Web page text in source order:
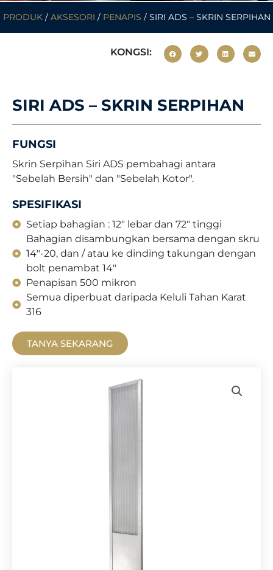
PRODUK/ AKSESORI / PENAPIS / SIRI ADS – SKRIN SERPIHAN
KONGSI:
SIRI ADS – SKRIN SERPIHAN
FUNGSI
Skrin Serpihan Siri ADS pembahagi antara
"Sebelah Bersih" dan "Sebelah Kotor".
SPESIFIKASI
Setiap bahagian : 12" lebar dan 72" tinggi
Bahagian disambungkan bersama dengan skru
14"-20, dan / atau ke dinding takungan dengan
bolt penambat 14"
Penapisan 500 mikron
Semua diperbuat daripada Keluli Tahan Karat
316
TANYA SEKARANG